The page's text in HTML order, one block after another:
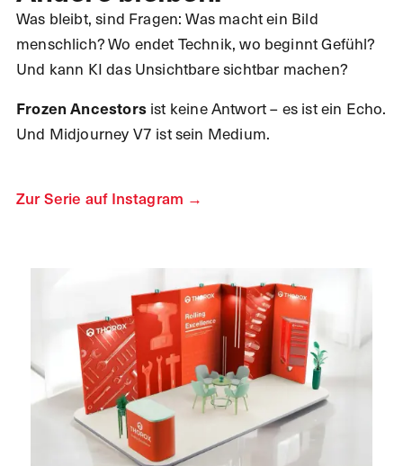
Was bleibt, sind Fragen: Was macht ein Bild
menschlich? Wo endet Technik, wo beginnt Gefühl?
Und kann KI das Unsichtbare sichtbar machen?
Frozen Ancestorsist keine Antwort – es ist ein Echo.
Und Midjourney V7 ist sein Medium.
Zur Serie auf Instagram →